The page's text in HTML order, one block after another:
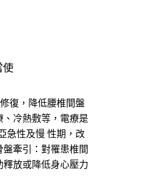
使
復，降低腰椎間盤
冷熱敷等，電療是
急性及慢 性期，改
盤牽引：對罹患椎間
放或降低身心壓力